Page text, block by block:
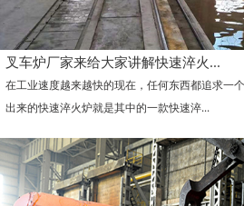
叉车炉厂家来给大家讲解快速淬火...
在工业速度越来越快的现在，任何东西都追求一
出来的快速淬火炉就是其中的一款快速淬...